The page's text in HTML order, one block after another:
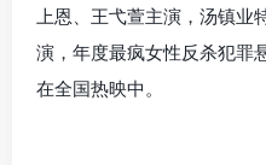
上恩、王弋萱主演，汤镇业
演，年度最疯女性反杀犯罪
在全国热映中。